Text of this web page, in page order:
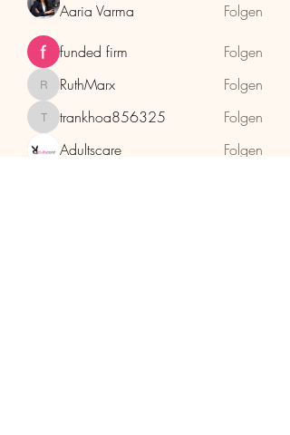
Aaria Varma
Folgen
funded firm Folgen
RuthMarx
RuthMarx Folgen
trankhoa856325
trankhoa856325
Folgen
Adultscare
Folgen